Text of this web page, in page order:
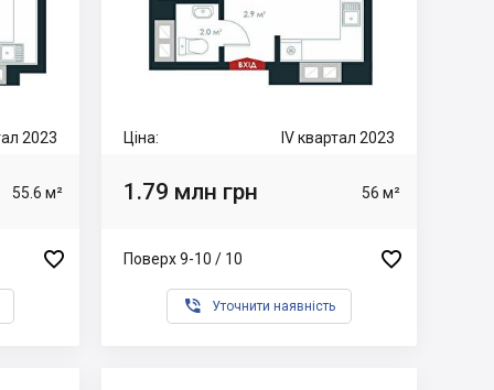
2023
55.6 м²

Ціна: IV квартал 2023
1.79 млн грн 56 м²
Поверх 9-10 / 10 
 Уточнити наявність